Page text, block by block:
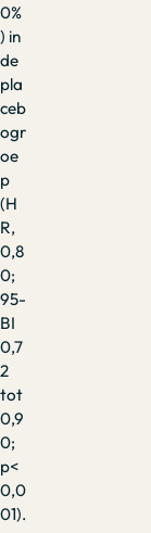
0%
) in
de
pla
ceb
ogr
oe
p
(H
R,
0,8
0;
95-
BI
0,7
2
tot
0,9
0;
p<
0,0
01).